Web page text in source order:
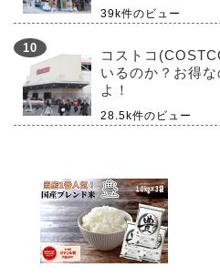
39k件のビュー
コストコ
いるのか？お得
よ！
28.5k件のビュー